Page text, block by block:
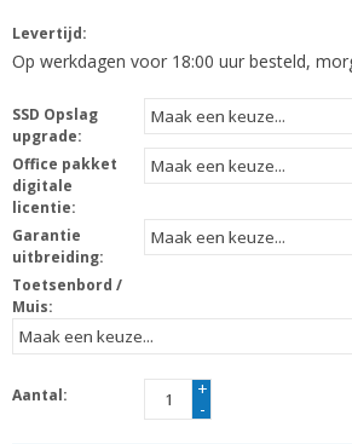
Levertijd:
Op werkdagen voor 18:00 uur besteld,
SSD Opslag
upgrade:
Office pakket
digitale
licentie:
Garantie
uitbreiding:
Toetsenbord /
Muis:
Aantal:
+
-